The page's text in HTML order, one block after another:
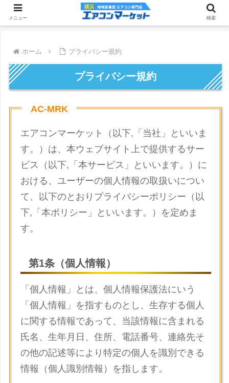
ホーム プライバシー規約
プライバシー規約
AC-MRK
エアコンマーケット（以下,「当社」といいま
す。）は、本ウェブサイト上で提供するサー
ビス（以下,「本サービス」といいます。）に
おける、ユーザーの個人情報の取扱いについ
て、以下のとおりプライバシーポリシー（以
下,「本ポリシー」といいます。）を定めま
す。
第1条（個人情報）
「個人情報」とは、個人情報保護法にいう
「個人情報」を指すものとし、生存する個人
に関する情報であって、当該情報に含まれる
氏名、生年月日、住所、電話番号、連絡先そ
の他の記述等により特定の個人を識別できる
情報（個人識別情報）を指します。
メニュー 検索